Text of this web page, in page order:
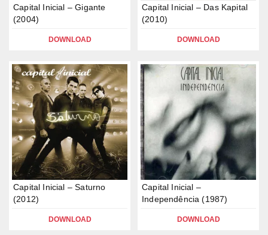
Capital Inicial – Gigante
(2004)
DOWNLOAD
Capital Inicial – Das Kapital
(2010)
DOWNLOAD
Capital Inicial – Saturno
(2012)
DOWNLOAD
Capital Inicial –
Independência (1987)
DOWNLOAD